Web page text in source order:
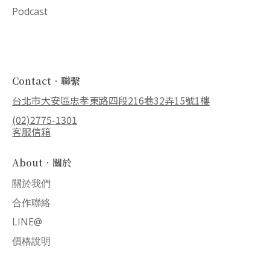
Podcast
Contact．聯繫
台北市大安區忠孝東路四段216巷32弄15號1樓
(02)2775-1301
客服信箱
About．關於
關於我們
合作聯絡
LINE@
價格說明